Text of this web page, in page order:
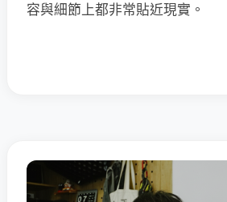
容與細節上都非常貼近現實。